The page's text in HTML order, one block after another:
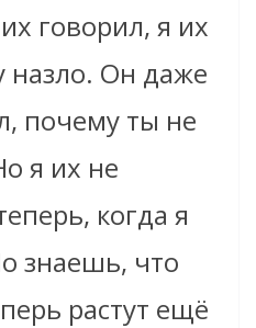
говорил, я их
назло. Он даже
почему ты не
я их не
когда я
знаешь, что
растут ещё